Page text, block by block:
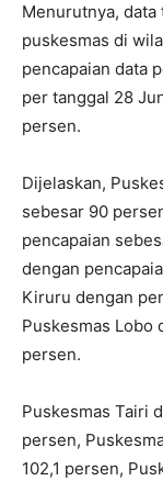
Menurutnya,
puskesmas di
pencapaian data
per tanggal 28
persen.
Dijelaskan,
sebesar 90
pencapaian
dengan
Kiruru dengan
Puskesmas Lobo
persen.
Puskesmas Tairi
persen,
102,1 persen,